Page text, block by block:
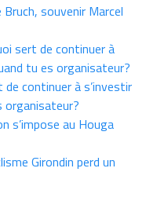
souvenir Marcel
sert de continuer à
tu es organisateur?
continuer à s’investir
organisateur?
s’impose au Houga
Girondin perd un